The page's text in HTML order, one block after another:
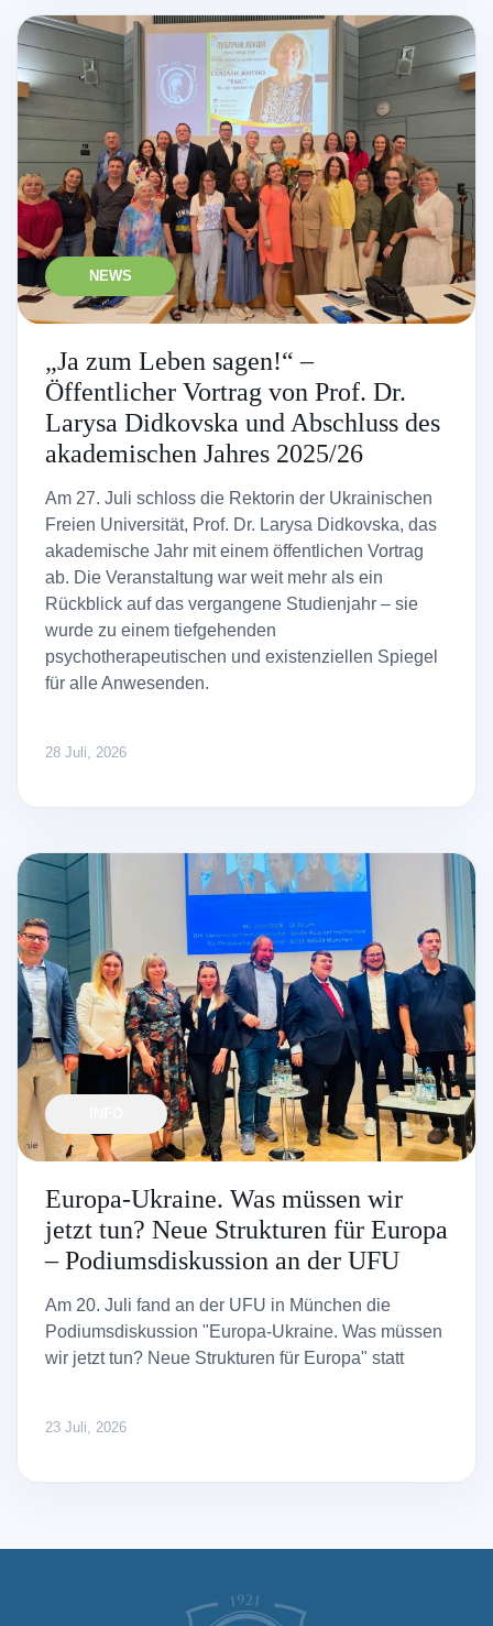
NEWS
„Ja zum Leben sagen!“ –
Öffentlicher Vortrag von Prof. Dr.
Larysa Didkovska und Abschluss des
akademischen Jahres 2025/26
Am 27. Juli schloss die Rektorin der Ukrainischen
Freien Universität, Prof. Dr. Larysa Didkovska, das
akademische Jahr mit einem öffentlichen Vortrag
ab. Die Veranstaltung war weit mehr als ein
Rückblick auf das vergangene Studienjahr – sie
wurde zu einem tiefgehenden
psychotherapeutischen und existenziellen Spiegel
für alle Anwesenden.
28 Juli, 2026
Europa-Ukraine. Was müssen wir
jetzt tun? Neue Strukturen für Europa
– Podiumsdiskussion an der UFU
Am 20. Juli fand an der UFU in München die
Podiumsdiskussion "Europa-Ukraine. Was müssen
wir jetzt tun? Neue Strukturen für Europa" statt
23 Juli, 2026